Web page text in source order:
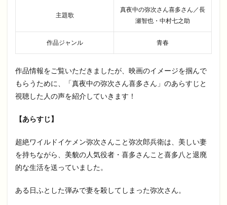
主題歌
真夜中の弥次さん喜多さん／長
瀬智也・中村七之助
作品ジャンル 青春
作品情報をご覧いただきましたが、映画のイメージを掴んで
もらうために、「真夜中の弥次さん喜多さん」のあらすじと
視聴した人の声を紹介していきます！
【あらすじ】
超絶ワイルドイケメン弥次さんこと弥次郎兵衛は、美しい妻
を持ちながら、美貌の人気役者・喜多さんこと喜多八と退廃
的な生活を送っていました。
ある日ふとした弾みで妻を殺してしまった弥次さん。